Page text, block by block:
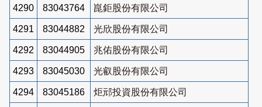
4290 83043764 崑鉅股份有限公司
4291 83044882 光欣股份有限公司
4292 83044905 兆佑股份有限公司
4293 83045030 光叡股份有限公司
4294 83045186 炬邧投資股份有限公司